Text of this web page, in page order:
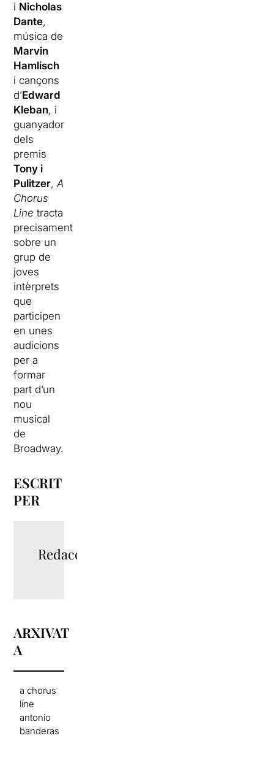
i Nicholas
Dante,
música de
Marvin
Hamlisch
i cançons
d’Edward
Kleban, i
guanyador
dels
premis
Tony i
Pulitzer,A
Chorus
Line tracta
precisament
sobre un
grup de
joves
intèrprets
que
participen
en unes
audicions
per a
formar
part d’un
nou
musical
de
Broadway.
ESCRIT
PER
Redacció
ARXIVAT
A
a chorus
line
antonio
banderas